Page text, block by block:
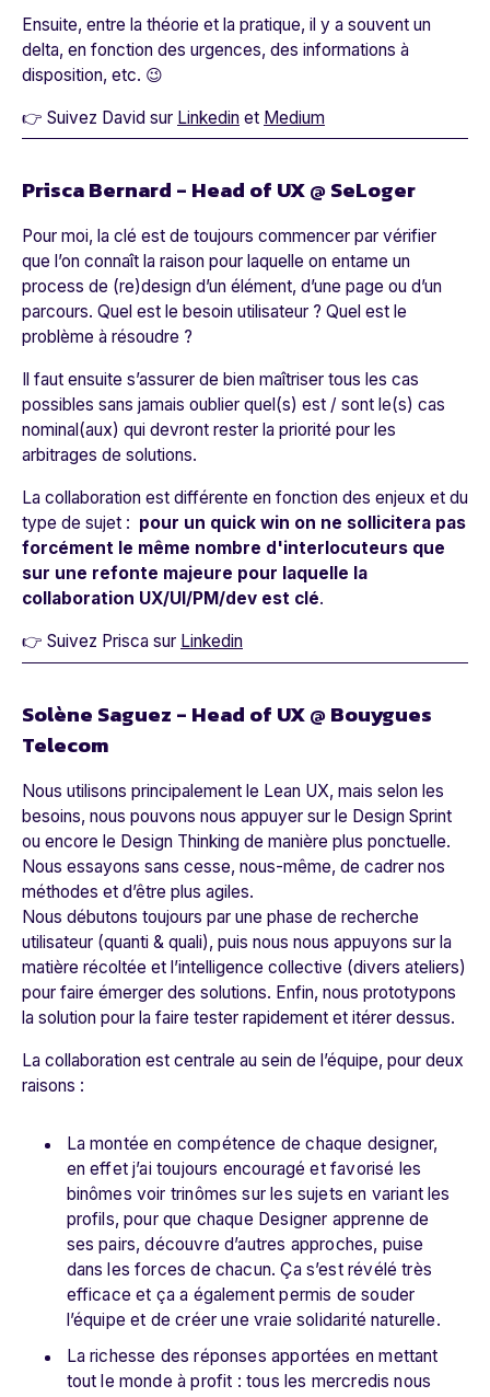
Ensuite, entre la théorie et la pratique, il y a souvent un
delta, en fonction des urgences, des informations à
disposition, etc. 😉
👉 Suivez David sur Linkedin et Medium
Prisca Bernard - Head of UX @ SeLoger
Pour moi, la clé est de toujours commencer par vérifier
que l’on connaît la raison pour laquelle on entame un
process de (re)design d’un élément, d’une page ou d’un
parcours. Quel est le besoin utilisateur ? Quel est le
problème à résoudre ?
Il faut ensuite s’assurer de bien maîtriser tous les cas
possibles sans jamais oublier quel(s) est / sont le(s) cas
nominal(aux) qui devront rester la priorité pour les
arbitrages de solutions.
La collaboration est différente en fonction des enjeux et du
type de sujet : pour un quick win on ne sollicitera pas
forcément le même nombre d'interlocuteurs que
sur une refonte majeure pour laquelle la
collaboration UX/UI/PM/dev est clé.
👉 Suivez Prisca sur Linkedin
Solène Saguez - Head of UX @ Bouygues
Telecom
Nous utilisons principalement le Lean UX, mais selon les
besoins, nous pouvons nous appuyer sur le Design Sprint
ou encore le Design Thinking de manière plus ponctuelle.
Nous essayons sans cesse, nous-même, de cadrer nos
méthodes et d’être plus agiles.
Nous débutons toujours par une phase de recherche
utilisateur (quanti & quali), puis nous nous appuyons sur la
matière récoltée et l’intelligence collective (divers ateliers)
pour faire émerger des solutions. Enfin, nous prototypons
la solution pour la faire tester rapidement et itérer dessus.
La collaboration est centrale au sein de l’équipe, pour deux
raisons :
La montée en compétence de chaque designer,
en effet j’ai toujours encouragé et favorisé les
binômes voir trinômes sur les sujets en variant les
profils, pour que chaque Designer apprenne de
ses pairs, découvre d’autres approches, puise
dans les forces de chacun. Ça s’est révélé très
efficace et ça a également permis de souder
l’équipe et de créer une vraie solidarité naturelle.
La richesse des réponses apportées en mettant
tout le monde à profit : tous les mercredis nous